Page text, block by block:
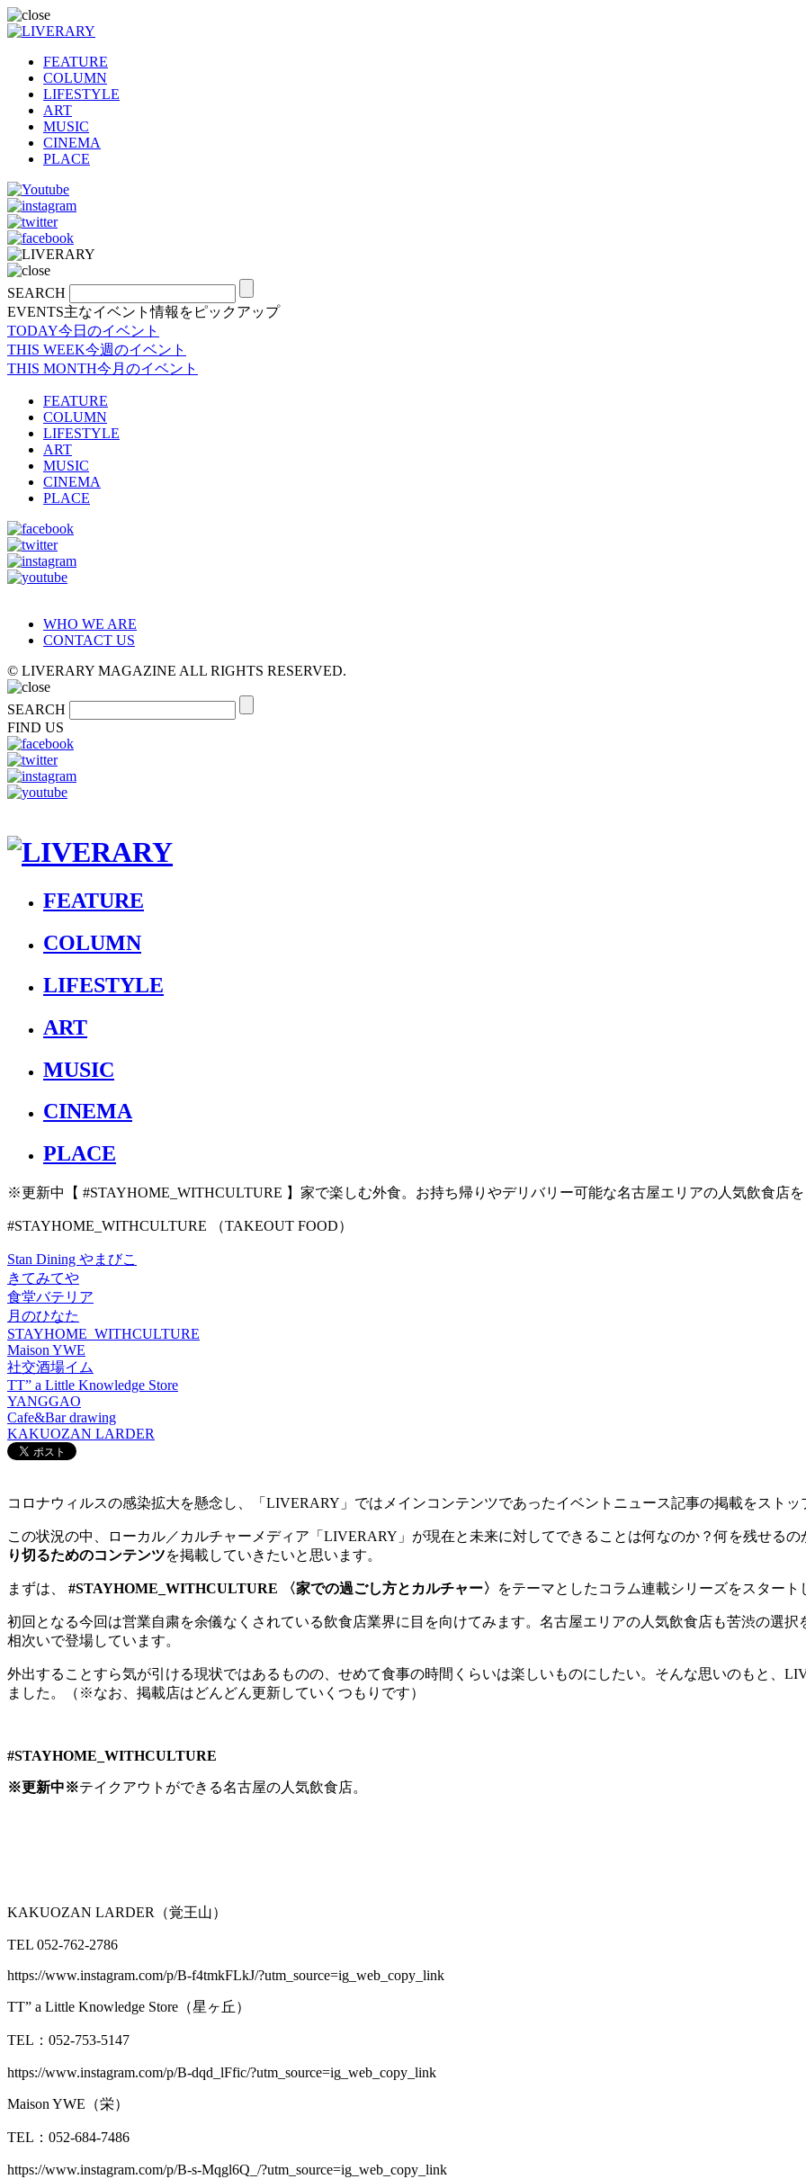
FEATURE
COLUMN
LIFESTYLE
ART
MUSIC
CINEMA
PLACE
SEARCH
EVENTS主なイベント情報をピックアップ
TODAY今日のイベント
THIS WEEK今週のイベント
THIS MONTH今月のイベント
FEATURE
COLUMN
LIFESTYLE
ART
MUSIC
CINEMA
PLACE
WHO WE ARE
CONTACT US
© LIVERARY MAGAZINE ALL RIGHTS RESERVED.
SEARCH
FIND US
FEATURE
COLUMN
LIFESTYLE
ART
MUSIC
CINEMA
PLACE
※更新中【 #STAYHOME_WITHCULTURE 】家で楽しむ外食。お持ち帰りやデリバリー可能な名古屋エリアの人気飲食店を
#STAYHOME_WITHCULTURE （TAKEOUT FOOD）
Stan Dining やまびこ
きてみてや
食堂バテリア
月のひなた
STAYHOME_WITHCULTURE
Maison YWE
社交酒場イム
TT” a Little Knowledge Store
YANGGAO
Cafe&Bar drawing
KAKUOZAN LARDER
コロナウィルスの感染拡大を懸念し、「LIVERARY」ではメインコンテンツであったイベントニュース記事の掲載をストッ
この状況の中、ローカル／カルチャーメディア「LIVERARY」が現在と未来に対してできることは何なのか？何を残せるの
り切るためのコンテンツを掲載していきたいと思います。
まずは、 #STAYHOME_WITHCULTURE 〈家での過ごし方とカルチャー〉 をテーマとしたコラム連載シリーズをスタート
初回となる今回は営業自粛を余儀なくされている飲食店業界に目を向けてみます。名古屋エリアの人気飲食店も苦渋の選
相次いで登場しています。
外出することすら気が引ける現状ではあるものの、せめて食事の時間くらいは楽しいものにしたい。そんな思いのもと、
ました。（※なお、掲載店はどんどん更新していくつもりです）
#STAYHOME_WITHCULTURE
※更新中※テイクアウトができる名古屋の人気飲食店。
KAKUOZAN LARDER（覚王山）
TEL 052-762-2786
https://www.instagram.com/p/B-f4tmkFLkJ/?utm_source=ig_web_copy_link
TT” a Little Knowledge Store（星ヶ丘）
TEL： 052-753-5147
https://www.instagram.com/p/B-dqd_lFfic/?utm_source=ig_web_copy_link
Maison YWE（栄）
TEL： 052-684-7486
https://www.instagram.com/p/B-s-Mqgl6Q_/?utm_source=ig_web_copy_link